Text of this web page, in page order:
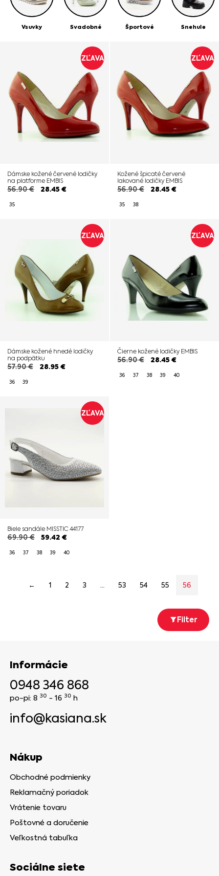
iný štýl, alebo farbu, než na aké ste zvyknutá. Čižmy,
členková obuv, poltopánky, lodičky, sandále, vsuvky,
baleríny, či mokasíny. Obujte si kvalitu a rozdiel zaručene
Vsuvky Svadobné Športové Snehule
ZĽAVA
Dámske kožené červené lodičky
na platforme EMBIS
56.90€ 28.45€
35
ZĽAVA
Kožené špicaté červené
lakované lodičky EMBIS
56.90€ 28.45€
35 38
ZĽAVA
Dámske kožené hnedé lodičky
na podpätku
57.90€ 28.95€
36 39
ZĽAVA
Čierne kožené lodičky EMBIS
56.90€ 28.45€
36 37 38 39 40
ZĽAVA
Biele sandále MISSTIC 44177
69.90€ 59.42 €
36 37 38 39 40
← 1 2 3 … 53 54 55 56
Filter
Informácie
0948 346 868
po-pi: 8 30 - 16 30 h
info@kasiana.sk
Nákup
Obchodné podmienky
Reklamačný poriadok
Vrátenie tovaru
Poštovné a doručenie
Veľkostná tabuľka
Sociálne siete